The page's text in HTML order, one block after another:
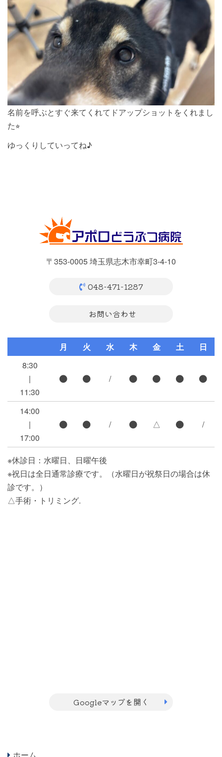
名前を呼ぶとすぐ来てくれてドアップショットをくれまし
た⭐︎
ゆっくりしていってね♪
〒353-0005 埼玉県志木市幸町3-4-10
048-471-1287
お問い合わせ
月 火 水 木 金 土
日
8:30
|
11:30
/
14:00
|
17:00
/ △ /
※休診日：水曜日、日曜午後
※祝日は全日通常診療です。（水曜日が祝祭日の場合は休
診です。）
△手術・トリミング.
Googleマップを開く
ホーム